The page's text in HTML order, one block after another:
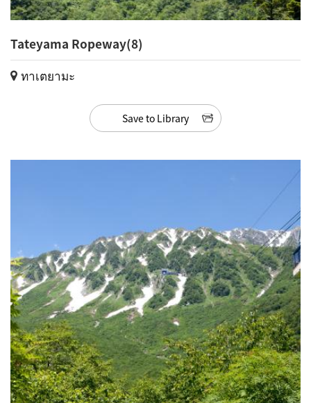
Tateyama Ropeway(8)
ทาเตยามะ
Save to Library